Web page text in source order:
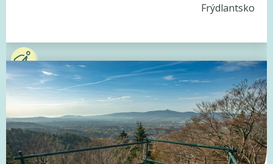
Frýdlantsko